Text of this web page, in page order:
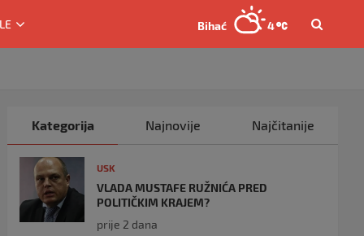
Bihać 4
Kategorija Najnovije Najčitanije
USK
VLADA MUSTAFE RUŽNIĆA PRED
POLITIČKIM KRAJEM?
prije 2 dana